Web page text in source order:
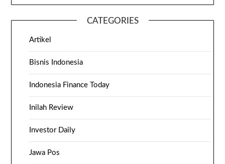
CATEGORIES
Artikel
Bisnis Indonesia
Indonesia Finance Today
Inilah Review
Investor Daily
Jawa Pos